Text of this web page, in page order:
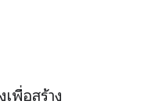
พื่อสร้าง